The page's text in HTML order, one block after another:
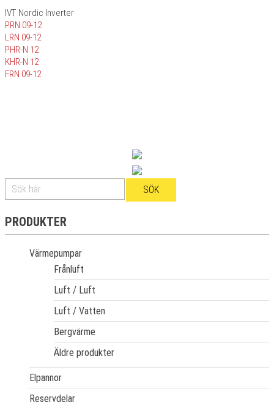
IVT Nordic Inverter
PRN 09-12
LRN 09-12
PHR-N 12
KHR-N 12
FRN 09-12
PRODUKTER
Värmepumpar
Frånluft
Luft / Luft
Luft / Vatten
Bergvärme
Äldre produkter
Elpannor
Reservdelar